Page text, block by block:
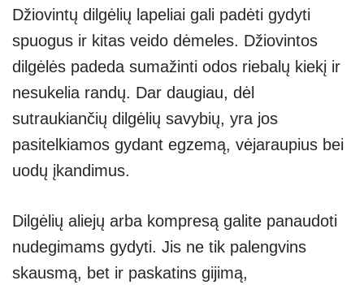
Džiovintų dilgėlių lapeliai gali padėti gydyti
spuogus ir kitas veido dėmeles. Džiovintos
dilgėlės padeda sumažinti odos riebalų kiekį ir
nesukelia randų. Dar daugiau, dėl
sutraukiančių dilgėlių savybių, yra jos
pasitelkiamos gydant egzemą, vėjaraupius bei
uodų įkandimus.
Dilgėlių aliejų arba kompresą galite panaudoti
nudegimams gydyti. Jis ne tik palengvins
skausmą, bet ir paskatins gijimą,